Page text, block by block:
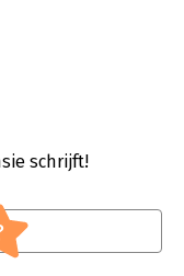
schrijft!